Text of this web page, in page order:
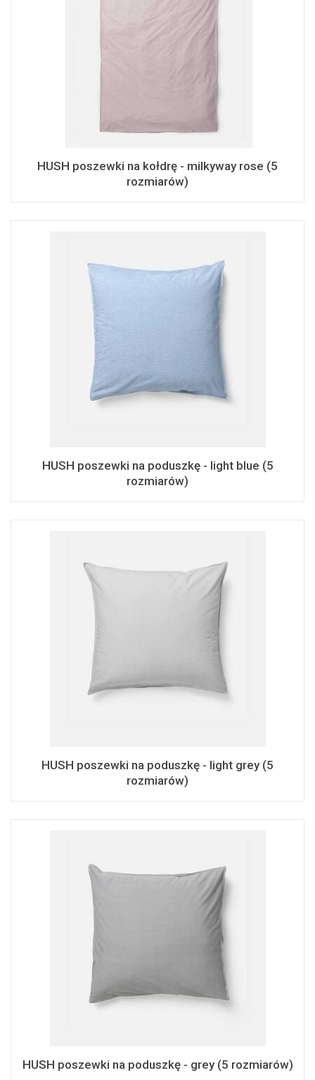
HUSH poszewki na kołdrę - milkyway rose (5
rozmiarów)
HUSH poszewki na poduszkę - light blue (5
rozmiarów)
HUSH poszewki na poduszkę - light grey (5
rozmiarów)
HUSH poszewki na poduszkę - grey (5 rozmiarów)